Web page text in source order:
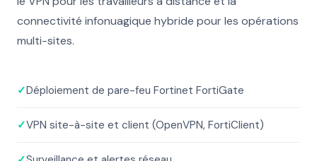
connectivité infonuagique hybride pour les opérations
multi-sites.
✓Déploiement de pare-feu Fortinet FortiGate
✓VPN site-à-site et client (OpenVPN, FortiClient)